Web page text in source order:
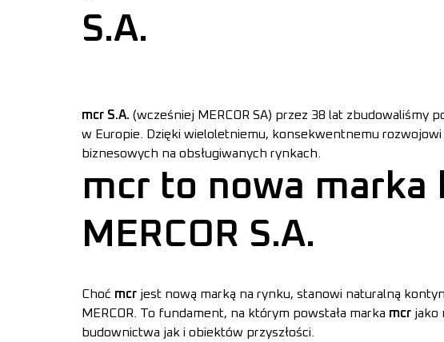
S.A.
mcr S.A. (wcześniej MERCOR SA) przez 38 lat
w Europie. Dzięki wieloletniemu, konsekwentnemu
biznesowych na obsługiwanych rynkach.
mcr to nowa marka
MERCOR S.A.
Choć mcr jest nową marką na rynku, stanowi naturalną
MERCOR. To fundament, na którym powstała marka mcr jako
budownictwa jak i obiektów przyszłości.